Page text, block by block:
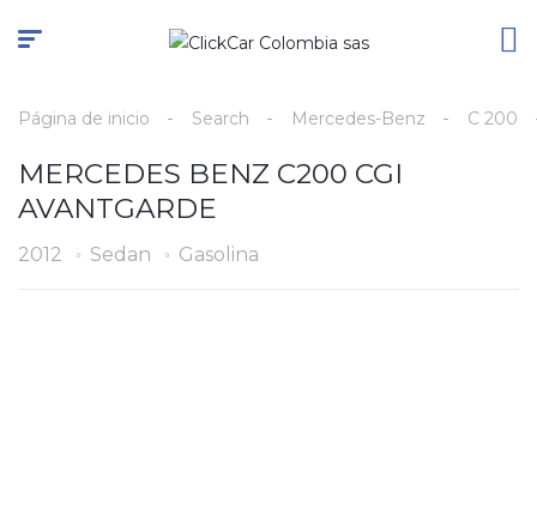
Página de inicio Search Mercedes-Benz C 200
MERCEDES BENZ C200 CGI
AVANTGARDE
2012 Sedan Gasolina